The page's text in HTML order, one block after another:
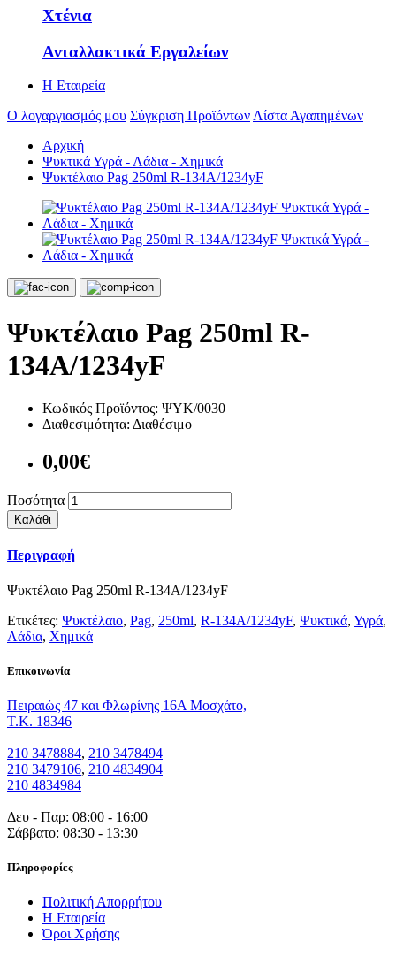
Χτένια
Ανταλλακτικά Εργαλείων
Η Εταιρεία
Ο λογαργιασμός μου Σύγκριση ΠροϊόντωνΛίστα Αγαπημένων
Αρχική
Ψυκτικά Υγρά - Λάδια - Χημικά
Ψυκτέλαιο Pag 250ml R-134A/1234yF
Ψυκτέλαιο Pag 250ml R-
134A/1234yF
Κωδικός Προϊόντος: ΨΥΚ/0030
Διαθεσιμότητα: Διαθέσιμο
0,00€
Ποσότητα
Καλάθι
Περιγραφή
Ψυκτέλαιο Pag 250ml R-134A/1234yF
Ετικέτες: Ψυκτέλαιο, Pag, 250ml, R-134A/1234yF, Ψυκτικά, Υγρά,
Λάδια, Χημικά
Eπικοινωνία
Πειραιώς 47 και Φλωρίνης 16Α Μοσχάτο,
T.K. 18346
210 3478884, 210 3478494
210 3479106, 210 4834904
210 4834984
Δευ - Παρ: 08:00 - 16:00
Σάββατο: 08:30 - 13:30
Πληροφορίες
Πολιτική Απορρήτου
Η Εταιρεία
Όροι Χρήσης